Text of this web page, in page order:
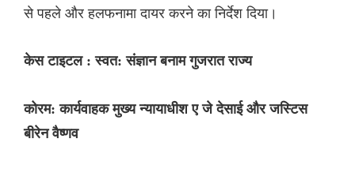
से पहले और हलफनामा दायर करने का निर्देश दिया।
केस टाइटल : स्वत: संज्ञान बनाम गुजरात राज्य
कोरम: कार्यवाहक मुख्य न्यायाधीश ए जे देसाई और जस्टिस
बीरेन वैष्णव